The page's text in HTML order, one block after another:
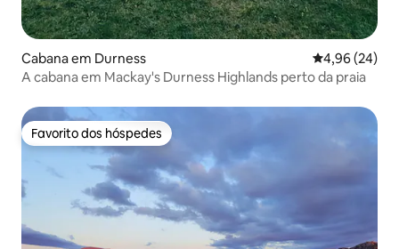
Cabana em Durness Classificação
4,96 (24)
A cabana em Mackay's Durness Highlands perto da praia
Favorito dos hóspedes
Favorito dos hóspedes